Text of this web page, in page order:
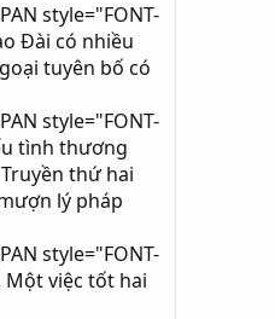
style="FONT-
Đài có nhiều
tuyên bố có
style="FONT-
tình thương
thứ hai
lý pháp
style="FONT-
Một việc tốt hai